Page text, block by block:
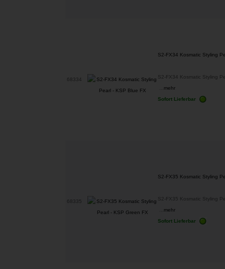
68334
S2-FX34 Kosmatic Styling
S2-FX34 Kosmatic Styling
mehr
Sofort Lieferbar
68335
S2-FX35 Kosmatic Styling
S2-FX35 Kosmatic Styling
mehr
Sofort Lieferbar